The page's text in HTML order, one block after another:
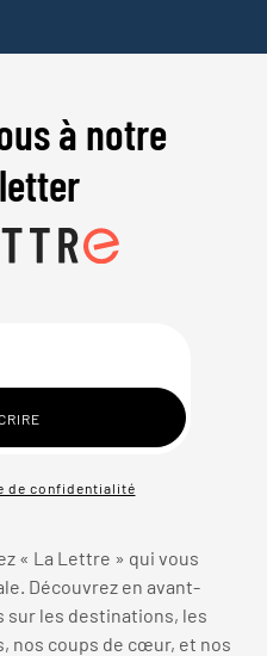
à notre
de confidentialité
« La Lettre » qui vous
Découvrez en avant-
sur les destinations, les
nos coups de cœur, et nos